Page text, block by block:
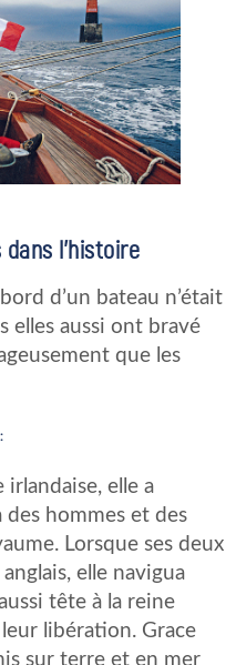
l’histoire
d’un bateau n’était
elles aussi ont bravé
que les
irlandaise, elle a
hommes et des
Lorsque ses deux
elle navigua
tête à la reine
libération. Grace
sur terre et en mer